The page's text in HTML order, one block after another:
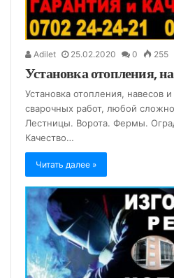
Adilet 25.02.2020 0 255
Установка отопления,
Установка отопления, навесов
сварочных работ, любой
Лестницы. Ворота. Фермы.
Качество…
Читать далее »